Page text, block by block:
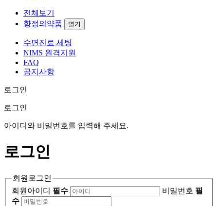
전체보기
향정의약품
열기
수면진료 세팅
NIMS 원격지원
FAQ
공지사항
로그인
로그인
아이디와 비밀번호를 입력해 주세요.
로그인
회원로그인
회원아이디 필수 비밀번호 필
수